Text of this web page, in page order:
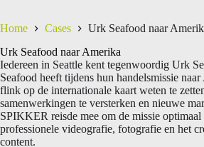
Home Cases
Urk Seafood naar
Urk Seafood naar Amerika
Iedereen in Seattle kent tegenwoordig Urk
Seafood heeft tijdens hun handelsmissie
flink op de internationale kaart weten te
samenwerkingen te versterken en nieuwe
SPIKKER reisde mee om de missie optimaal
professionele videografie, fotografie en het
content.